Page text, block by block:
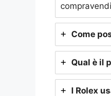
Come
Qual è il
I Rolex